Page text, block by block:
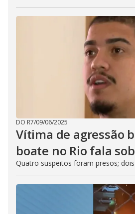
DO R7/09/06/2025
Vítima de agressão
boate no Rio fala
Quatro suspeitos foram presos;